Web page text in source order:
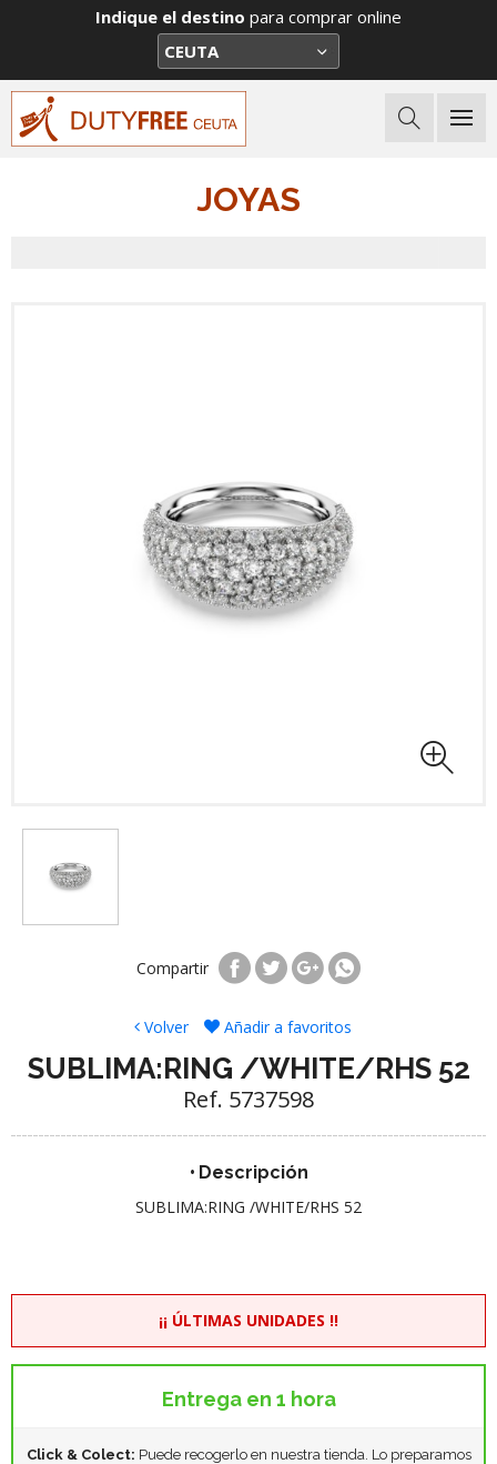
Indique el destino para comprar online
JOYAS
Compartir
Volver Añadir a favoritos
SUBLIMA:RING /WHITE/RHS 52
Ref. 5737598
Descripción
SUBLIMA:RING /WHITE/RHS 52
¡¡ ÚLTIMAS UNIDADES !!
Entrega en 1 hora
Click & Colect: Puede recogerlo en nuestra tienda. Lo preparamos